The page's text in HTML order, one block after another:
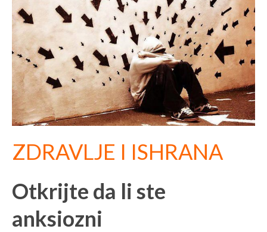
ZDRAVLJE I ISHRANA
Otkrijte da li ste
anksiozni